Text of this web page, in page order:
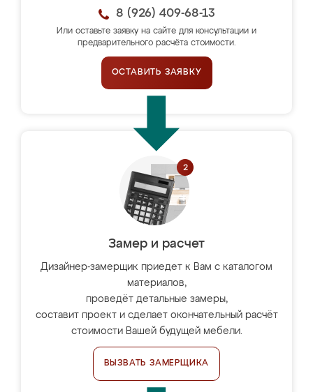
8 (926) 409-68-13
Или оставьте заявку на сайте для консультации и
предварительного расчёта стоимости.
ОСТАВИТЬ ЗАЯВКУ
Замер и расчет
Дизайнер-замерщик приедет к Вам с каталогом
материалов,
проведёт детальные замеры,
составит проект и сделает окончательный расчёт
стоимости Вашей будущей мебели.
ВЫЗВАТЬ ЗАМЕРЩИКА